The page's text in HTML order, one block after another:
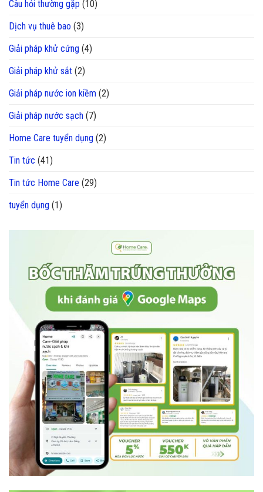
Câu hỏi thường gặp (10)
Dịch vụ thuê bao (3)
Giải pháp khử cứng (4)
Giải pháp khử sắt (2)
Giải pháp nước ion kiềm (2)
Giải pháp nước sạch (7)
Home Care tuyển dụng (2)
Tin tức (41)
Tin tức Home Care (29)
tuyển dụng (1)